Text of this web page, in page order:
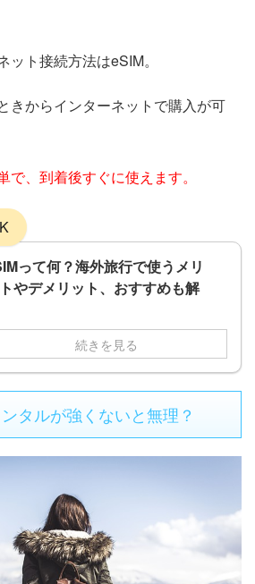
ト接続方法はeSIM。
きからインターネットで購入が可
、到着後すぐに使えます。
って何？海外旅行で使うメリ
やデメリット、おすすめも解
続きを見る
タルが強くないと無理？